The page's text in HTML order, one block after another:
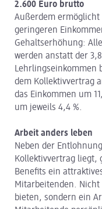
2.600 Euro brutto
Außerdem
geringeren
Gehaltserhöhung:
werden anstatt der
Lehrlingseinkommen
dem Kollektivvertrag
das Einkommen um
um jeweils 4,4 %.
Arbeit anders leben
Neben der
Kollektivvertrag liegt,
Benefits ein
Mitarbeitenden.
bieten, sondern ein